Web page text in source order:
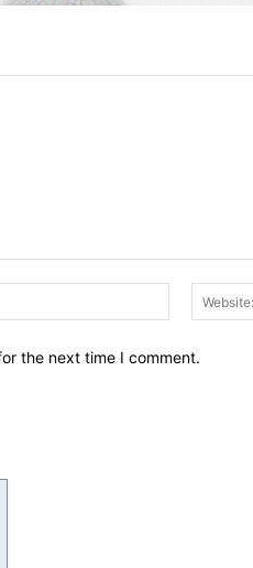
Email:*
the next time I comment.